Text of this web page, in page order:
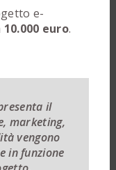
e-
10.000 euro.
il
marketing,
vengono
in funzione